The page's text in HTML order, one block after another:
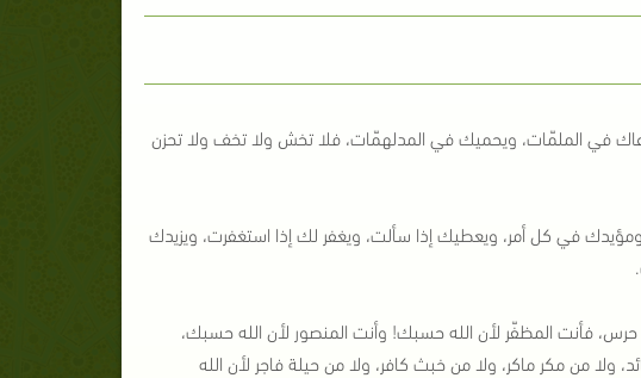
في الملمّات، ويحميك في المدلهمّات، فلا تخش ولا تخف ولا تحزن
في كل أمر، ويعطيك إذا سألت، ويغفر لك إذا استغفرت، ويزيدك
حرس، فأنت المظفّر لأن الله حسبك! وأنت المنصور لأن الله حسبك،
من مكر ماكر، ولا من خبث كافر، ولا من حيلة فاجر لأن الله